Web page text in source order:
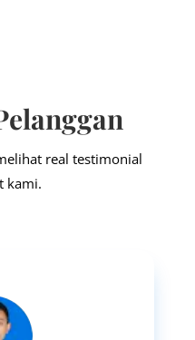
real testimonial
kami.